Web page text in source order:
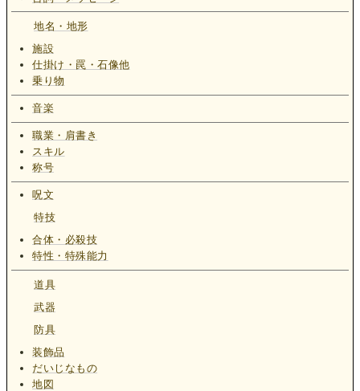
地名・地形
施設
仕掛け・罠・石像他
乗り物
音楽
職業・肩書き
スキル
称号
呪文
特技
合体・必殺技
特性・特殊能力
道具
武器
防具
装飾品
だいじなもの
地図